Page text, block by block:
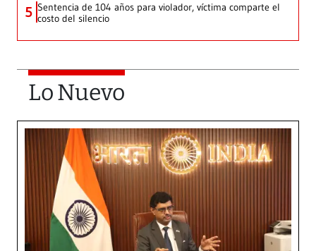
5 Sentencia de 104 años para violador, víctima comparte el
costo del silencio
Lo Nuevo